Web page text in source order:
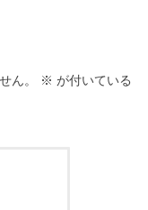
ん。 ※ が付いている